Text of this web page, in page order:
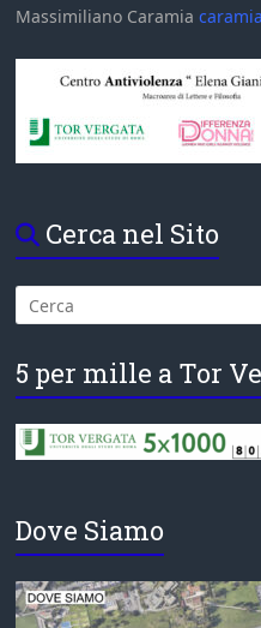
Massimiliano Caramia
Cerca nel Sito
5 per mille a Tor
Dove Siamo